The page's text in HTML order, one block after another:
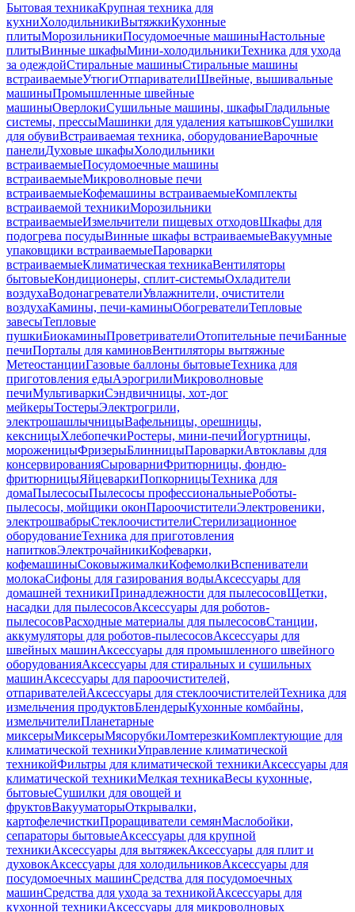
Бытовая техникаКрупная техника для
кухниХолодильникиВытяжкиКухонные
плитыМорозильникиПосудомоечные машиныНастольные
плитыВинные шкафыМини-холодильникиТехника для ухода
за одеждойСтиральные машиныСтиральные машины
встраиваемыеУтюгиОтпаривателиШвейные, вышивальные
машиныПромышленные швейные
машиныОверлокиСушильные машины, шкафыГладильные
системы, прессыМашинки для удаления катышковСушилки
для обувиВстраиваемая техника, оборудованиеВарочные
панелиДуховые шкафыХолодильники
встраиваемыеПосудомоечные машины
встраиваемыеМикроволновые печи
встраиваемыеКофемашины встраиваемыеКомплекты
встраиваемой техникиМорозильники
встраиваемыеИзмельчители пищевых отходовШкафы для
подогрева посудыВинные шкафы встраиваемыеВакуумные
упаковщики встраиваемыеПароварки
встраиваемыеКлиматическая техникаВентиляторы
бытовыеКондиционеры, сплит-системыОхладители
воздухаВодонагревателиУвлажнители, очистители
воздухаКамины, печи-каминыОбогревателиТепловые
завесыТепловые
пушкиБиокаминыПроветривателиОтопительные печиБанные
печиПорталы для каминовВентиляторы вытяжные
МетеостанцииГазовые баллоны бытовыеТехника для
приготовления едыАэрогрилиМикроволновые
печиМультиваркиСэндвичницы, хот-дог
мейкерыТостерыЭлектрогрили,
электрошашлычницыВафельницы, орешницы,
кексницыХлебопечкиРостеры, мини-печиЙогуртницы,
мороженицыФризерыБлинницыПароваркиАвтоклавы для
консервированияСыроварниФритюрницы, фондю-
фритюрницыЯйцеваркиПопкорницыТехника для
домаПылесосыПылесосы профессиональныеРоботы-
пылесосы, мойщики оконПароочистителиЭлектровеники,
электрошвабрыСтеклоочистителиСтерилизационное
оборудованиеТехника для приготовления
напитковЭлектрочайникиКофеварки,
кофемашиныСоковыжималкиКофемолкиВспениватели
молокаСифоны для газирования водыАксессуары для
домашней техникиПринадлежности для пылесосовЩетки,
насадки для пылесосовАксессуары для роботов-
пылесосовРасходные материалы для пылесосовСтанции,
аккумуляторы для роботов-пылесосовАксессуары для
швейных машинАксессуары для промышленного швейного
оборудованияАксессуары для стиральных и сушильных
машинАксессуары для пароочистителей,
отпаривателейАксессуары для стеклоочистителейТехника для
измельчения продуктовБлендерыКухонные комбайны,
измельчителиПланетарные
миксерыМиксерыМясорубкиЛомтерезкиКомплектующие для
климатической техникиУправление климатической
техникойФильтры для климатической техникиАксессуары для
климатической техникиМелкая техникаВесы кухонные,
бытовыеСушилки для овощей и
фруктовВакууматорыОткрывалки,
картофелечисткиПроращиватели семянМаслобойки,
сепараторы бытовыеАксессуары для крупной
техникиАксессуары для вытяжекАксессуары для плит и
духовокАксессуары для холодильниковАксессуары для
посудомоечных машинСредства для посудомоечных
машинСредства для ухода за техникойАксессуары для
кухонной техникиАксессуары для микроволновых